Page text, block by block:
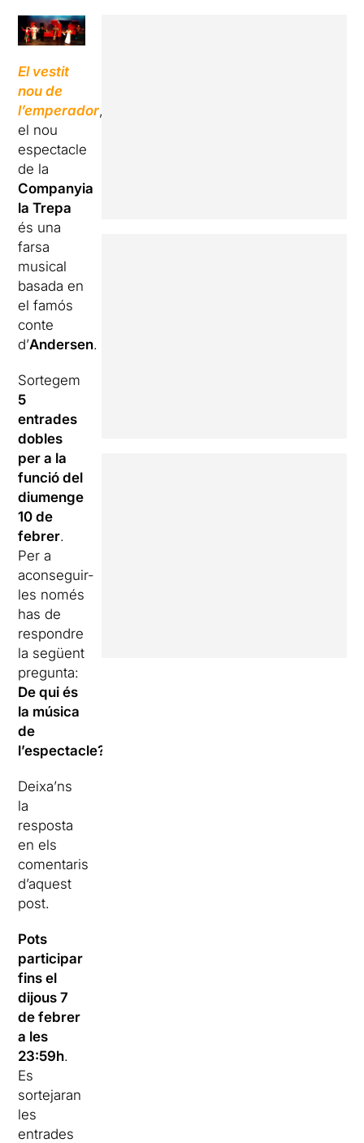
El vestit
nou de
l’emperador,
el nou
espectacle
de la
Companyia
la Trepa
és una
farsa
musical
basada en
el famós
conte
d’Andersen.
Sortegem
5
entrades
dobles
per a la
funció del
diumenge
10 de
febrer.
Per a
aconseguir-
les només
has de
respondre
la següent
pregunta:
De qui és
la música
de
l’espectacle?
Deixa’ns
la
resposta
en els
comentaris
d’aquest
post.
Pots
participar
fins el
dijous 7
de febrer
a les
23:59h.
Es
sortejaran
les
entrades